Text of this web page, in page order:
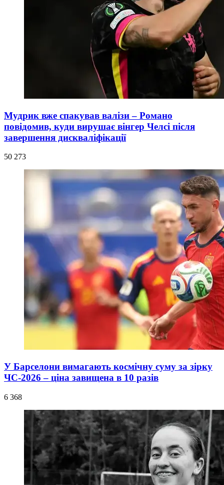
Мудрик вже спакував валізи – Романо
повідомив, куди вирушає вінгер Челсі після
завершення дискваліфікації
50 273
У Барселони вимагають космічну суму за зірку
ЧС-2026 – ціна завищена в 10 разів
6 368